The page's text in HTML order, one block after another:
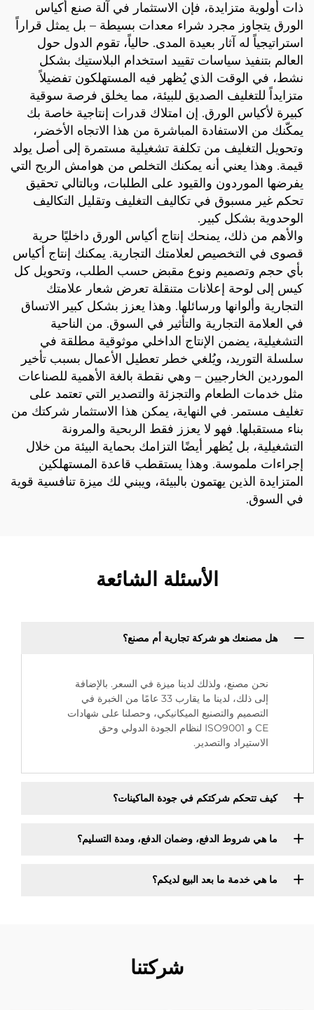
ذات أولوية متزايدة، فإن الاستثمار في آلة صنع أكياس
الورق يتجاوز مجرد شراء معدات بسيطة – بل يمثل قراراً
استراتيجياً له آثار بعيدة المدى. حالياً، تقوم الدول حول
العالم بتنفيذ سياسات تقييد استخدام البلاستيك بشكل
نشط، في الوقت الذي يُظهر فيه المستهلكون تفضيلاً
متزايداً للتغليف الصديق للبيئة، مما يخلق فرصة سوقية
كبيرة لأكياس الورق. إن امتلاك قدرات إنتاجية خاصة بك
يمكّنك من الاستفادة المباشرة من هذا الاتجاه الأخضر،
وتحويل التغليف من تكلفة تشغيلية مستمرة إلى أصل يولد
قيمة. وهذا يعني أنه يمكنك التخلص من هوامش الربح التي
يفرضها الموردون والقيود على الطلبات، وبالتالي تحقيق
تحكم غير مسبوق في تكاليف التغليف وتقليل التكاليف
الوحدوية بشكل كبير.
والأهم من ذلك، يمنحك إنتاج أكياس الورق داخليًا حرية
قصوى في التخصيص لعلامتك التجارية. يمكنك إنتاج أكياس
بأي حجم وتصميم ونوع مقبض حسب الطلب، وتحويل كل
كيس إلى لوحة إعلانات متنقلة تعرض شعار علامتك
التجارية وألوانها ورسائلها. وهذا يعزز بشكل كبير الاتساق
في العلامة التجارية والتأثير في السوق. من الناحية
التشغيلية، يضمن الإنتاج الداخلي موثوقية مطلقة في
سلسلة التوريد، ويُلغي خطر تعطيل الأعمال بسبب تأخير
الموردين الخارجيين – وهي نقطة بالغة الأهمية للصناعات
مثل خدمات الطعام والتجزئة والتصدير التي تعتمد على
تغليف مستمر. في النهاية، يمكن هذا الاستثمار شركتك من
بناء مستقبلها. فهو لا يعزز فقط الربحية والمرونة
التشغيلية، بل يُظهر أيضًا التزامك بحماية البيئة من خلال
إجراءات ملموسة. وهذا يستقطب قاعدة المستهلكين
المتزايدة الذين يهتمون بالبيئة، ويبني لك ميزة تنافسية قوية
في السوق.
الأسئلة الشائعة
هل مصنعك هو شركة تجارية أم مصنع؟
نحن مصنع، ولذلك لدينا ميزة في السعر. بالإضافة
إلى ذلك، لدينا ما يقارب 33 عامًا من الخبرة في
التصميم والتصنيع الميكانيكي، وحصلنا على شهادات
CE و ISO9001 لنظام الجودة الدولي وحق
الاستيراد والتصدير.
كيف تتحكم شركتكم في جودة الماكينات؟
ما هي شروط الدفع، وضمان الدفع، ومدة التسليم؟
ما هي خدمة ما بعد البيع لديكم؟
شركتنا